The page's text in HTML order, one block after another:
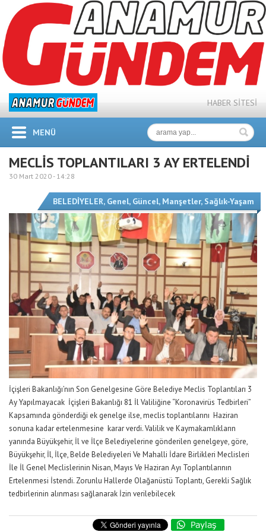
HABER SİTESİ
MENÜ
MECLİS TOPLANTILARI 3 AY ERTELENDİ
30 Mart 2020 - 14:28
BELEDİYELER, Genel, Güncel, Manşetler, Sağlık-Yaşam
İçişleri Bakanlığı’nın Son Genelgesine Göre Belediye Meclis Toplantıları 3
Ay Yapılmayacak İçişleri Bakanlığı 81 İl Valiliğine “Koronavirüs Tedbirleri”
Kapsamında gönderdiği ek genelge ilse, meclis toplantılarını Haziran
sonuna kadar ertelenmesine karar verdi. Valilik ve Kaymakamlıkların
yanında Büyükşehir, İl ve İlçe Belediyelerine gönderilen genelgeye, göre,
Büyükşehir, İl, İlçe, Belde Belediyeleri Ve Mahalli İdare Birlikleri Meclisleri
İle İl Genel Meclislerinin Nisan, Mayıs Ve Haziran Ayı Toplantılarının
Ertelenmesi İstendi. Zorunlu Hallerde Olağanüstü Toplantı, Gerekli Sağlık
tedbirlerinin alınması sağlanarak İzin verilebilecek